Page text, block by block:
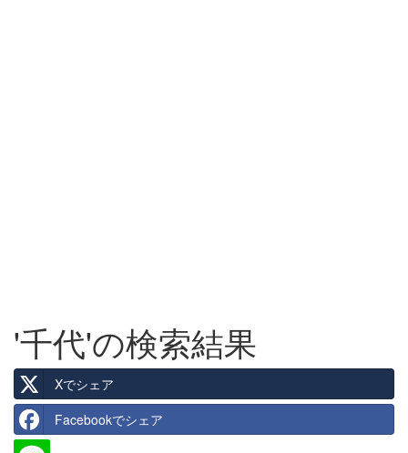
'千代'の検索結果
Xでシェア
Facebookでシェア